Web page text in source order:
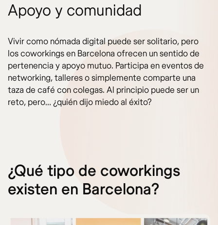
Apoyo y comunidad
Vivir como nómada digital puede ser solitario, pero
los coworkings en Barcelona ofrecen un sentido de
pertenencia y apoyo mutuo. Participa en eventos de
networking, talleres o simplemente comparte una
taza de café con colegas. Al principio puede ser un
reto, pero… ¿quién dijo miedo al éxito?
¿Qué tipo de coworkings
existen en Barcelona?